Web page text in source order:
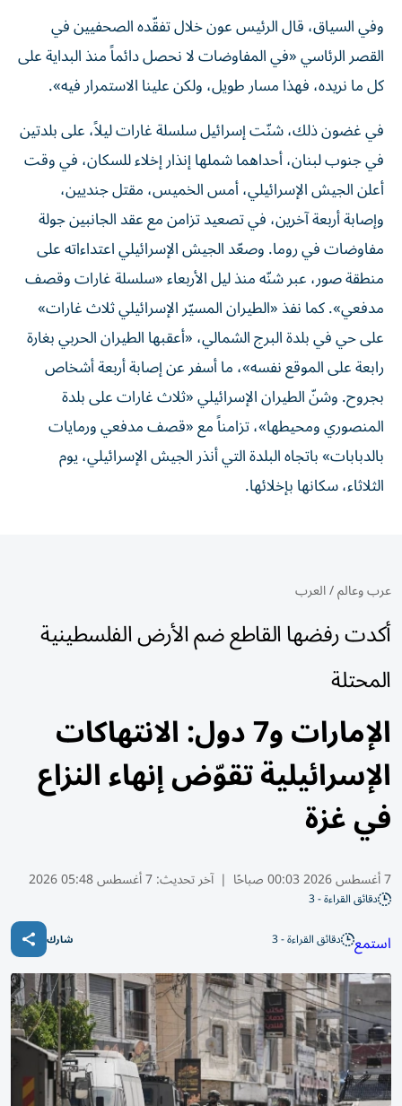
وفي السياق، قال الرئيس عون خلال تفقّده الصحفيين في
القصر الرئاسي «في المفاوضات لا نحصل دائماً منذ البداية على
كل ما نريده، فهذا مسار طويل، ولكن علينا الاستمرار فيه».
في غضون ذلك، شنّت إسرائيل سلسلة غارات ليلاً، على بلدتين
في جنوب لبنان، أحداهما شملها إنذار إخلاء للسكان، في وقت
أعلن الجيش الإسرائيلي، أمس الخميس، مقتل جنديين،
وإصابة أربعة آخرين، في تصعيد تزامن مع عقد الجانبين جولة
مفاوضات في روما. وصعّد الجيش الإسرائيلي اعتداءاته على
منطقة صور، عبر شنّه منذ ليل الأربعاء «سلسلة غارات وقصف
مدفعي». كما نفذ «الطيران المسيّر الإسرائيلي ثلاث غارات»
على حي في بلدة البرج الشمالي، «أعقبها الطيران الحربي بغارة
رابعة على الموقع نفسه»، ما أسفر عن إصابة أربعة أشخاص
بجروح. وشنّ الطيران الإسرائيلي «ثلاث غارات على بلدة
المنصوري ومحيطها»، تزامناً مع «قصف مدفعي ورمايات
بالدبابات» باتجاه البلدة التي أنذر الجيش الإسرائيلي، يوم
الثلاثاء، سكانها بإخلائها.
عرب وعالم/العرب
أكدت رفضها القاطع ضم الأرض الفلسطينية
المحتلة
الإمارات و7 دول: الانتهاكات
الإسرائيلية تقوّض إنهاء النزاع
في غزة
7 أغسطس 2026 00:03 صباحًا | آخر تحديث:7 أغسطس 05:48 2026
دقائق القراءة - 3
استمع دقائق القراءة - 3 شارك